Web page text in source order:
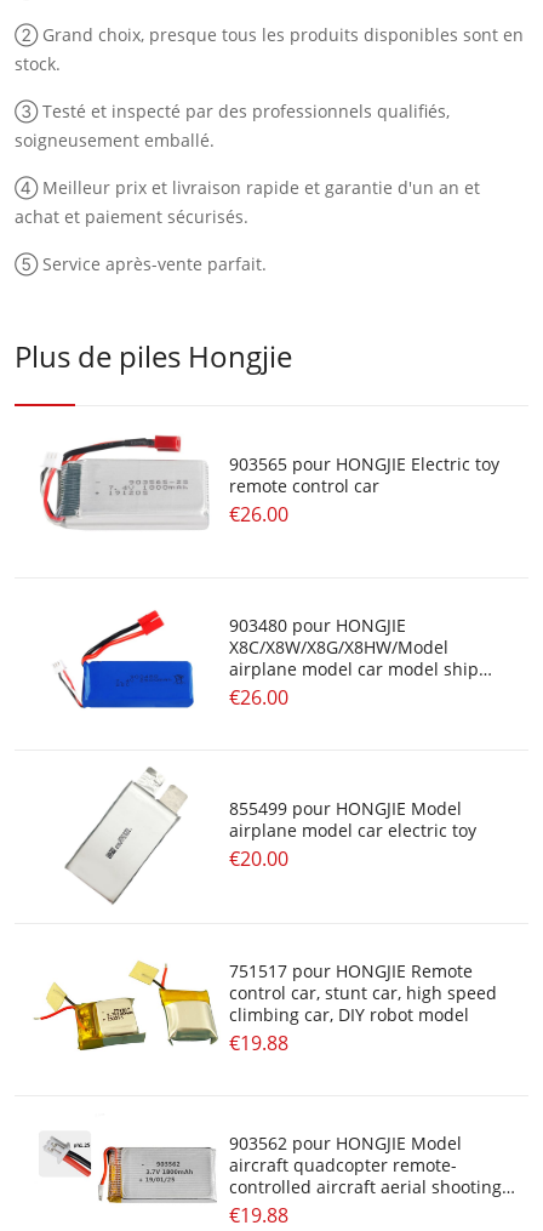
② Grand choix, presque tous les produits disponibles sont en
stock.
③ Testé et inspecté par des professionnels qualifiés,
soigneusement emballé.
④ Meilleur prix et livraison rapide et garantie d'un an et
achat et paiement sécurisés.
⑤ Service après-vente parfait.
Plus de piles Hongjie
903565 pour HONGJIE Electric toy
remote control car
€26.00
903480 pour HONGJIE
X8C/X8W/X8G/X8HW/Model
airplane model car model ship
model
€26.00
855499 pour HONGJIE Model
airplane model car electric toy
€20.00
751517 pour HONGJIE Remote
control car, stunt car, high speed
climbing car, DIY robot model
€19.88
903562 pour HONGJIE Model
aircraft quadcopter remote-
controlled aircraft aerial shooting
toy helicopter
€19.88